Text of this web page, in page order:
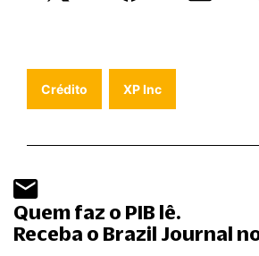
Crédito XP Inc
Quem faz o PIB lê.
Receba o Brazil Journal